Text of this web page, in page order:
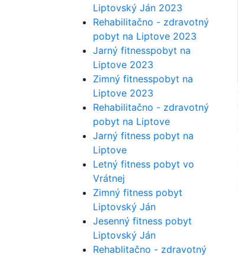
Liptovský Ján 2023
Rehabilitačno - zdravotný
pobyt na Liptove 2023
Jarný fitnesspobyt na
Liptove 2023
Zimný fitnesspobyt na
Liptove 2023
Rehabilitačno - zdravotný
pobyt na Liptove
Jarný fitness pobyt na
Liptove
Letný fitness pobyt vo
Vrátnej
Zimný fitness pobyt
Liptovský Ján
Jesenný fitness pobyt
Liptovský Ján
Rehablitačno - zdravotný